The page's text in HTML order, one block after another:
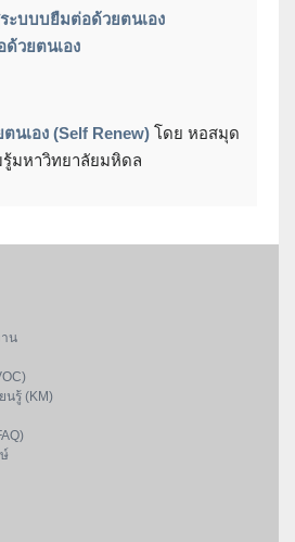
ะบบบยืมต่อด้วยตนเอง
วยตนเอง
นเอง (Self Renew) โดย หอสมุด
มหาวิทยาลัยมหิดล
น
นรู้ (KM)